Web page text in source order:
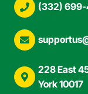
(332)
228 East
York 10017